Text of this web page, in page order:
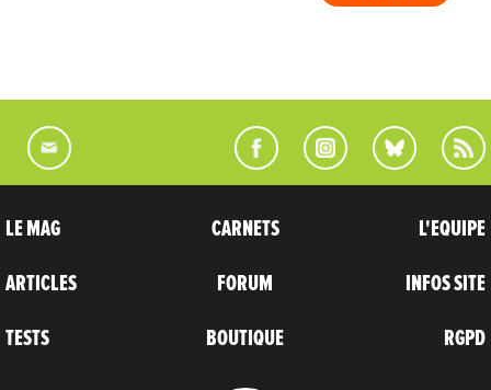
LE MAG
ARTICLES
TESTS
CARNETS
FORUM
BOUTIQUE
L'EQUIPE
INFOS SITE
RGPD